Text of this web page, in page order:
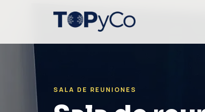
SALA DE REUNIONES